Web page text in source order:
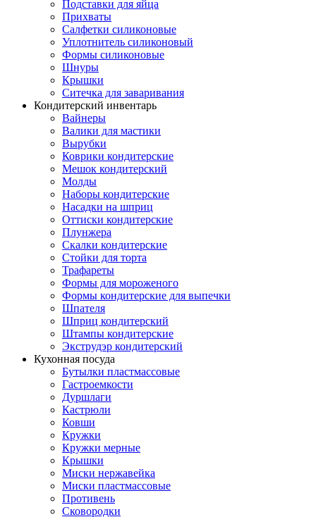
Подставки для яйца
Прихваты
Салфетки силиконовые
Уплотнитель силиконовый
Формы силиконовые
Шнуры
Крышки
Ситечка для заваривания
Кондитерский инвентарь
Вайнеры
Валики для мастики
Вырубки
Коврики кондитерские
Мешок кондитерский
Молды
Наборы кондитерские
Насадки на шприц
Оттиски кондитерские
Плунжера
Скалки кондитерские
Стойки для торта
Трафареты
Формы для мороженого
Формы кондитерские для выпечки
Шпателя
Шприц кондитерский
Штампы кондитерские
Экструдэр кондитерский
Кухонная посуда
Бутылки пластмассовые
Гастроемкости
Дуршлаги
Кастрюли
Ковши
Кружки
Кружки мерные
Крышки
Миски нержавейка
Миски пластмассовые
Противень
Сковородки